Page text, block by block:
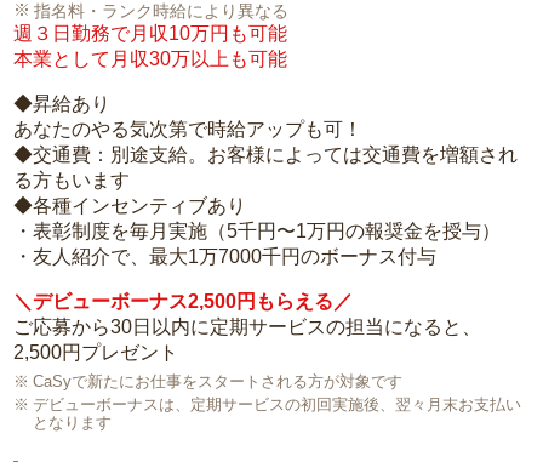
指名料・ランク時給により異なる
週３日勤務で月収10万円も可能
本業として月収30万以上も可能
◆昇給あり
あなたのやる気次第で時給アップも可！
◆交通費：別途支給。お客様によっては交通費を増額され
る方もいます
◆各種インセンティブあり
・表彰制度を毎月実施（5千円〜1万円の報奨金を授与）
・友人紹介で、最大1万7000千円のボーナス付与
＼デビューボーナス2,500円もらえる／
ご応募から30日以内に定期サービスの担当になると、
2,500円プレゼント
CaSyで新たにお仕事をスタートされる方が対象です
デビューボーナスは、定期サービスの初回実施後、翌々月末お支払い
となります